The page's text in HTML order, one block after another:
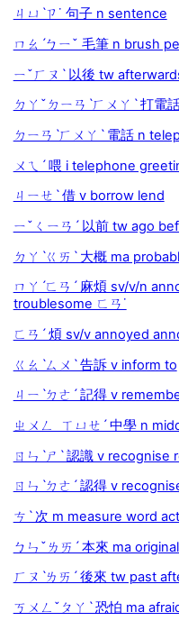
ㄐㄩˋㄗ˙ 句子 n sentence
ㄇㄠˊㄅㄧˇ 毛筆 n brush
ㄧˇㄏㄡˋ 以後 tw
ㄉㄚˇㄉㄧㄢˋㄏㄨㄚˋ 打
ㄉㄧㄢˋㄏㄨㄚˋ 電話 n
ㄨㄟˊ 喂 i telephone
ㄐㄧㄝˋ 借 v borrow lend
ㄧˇㄑㄧㄢˊ 以前 tw ago
ㄉㄚˋㄍㄞˋ 大概 ma
ㄇㄚˊㄈㄢˊ 麻煩 sv/v/n
troublesome ㄈㄢ˙
ㄈㄢˊ 煩 sv/v annoyed
ㄍㄠˋㄙㄨˋ 告訴 v inform to
ㄐㄧˋㄉㄜˊ 記得 v
ㄓㄨㄥ ㄒㄩㄝˊ 中學 n
ㄖㄣˋㄕˋ 認識 v recognise
ㄖㄣˋㄉㄜˊ 認得 v
ㄘˋ 次 m measure word
ㄅㄣˇㄌㄞˊ 本來 ma
ㄏㄡˋㄌㄞˊ 後來 tw past
ㄎㄨㄥˇㄆㄚˋ 恐怕 ma